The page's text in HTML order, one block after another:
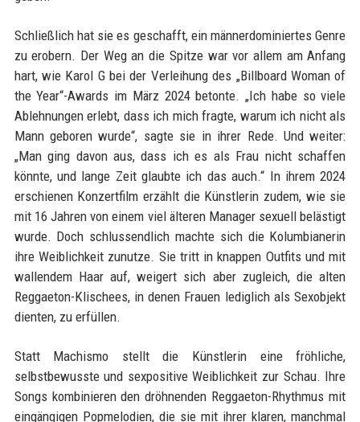
Schließlich hat sie es geschafft, ein männerdominiertes Genre
zu erobern. Der Weg an die Spitze war vor allem am Anfang
hart, wie Karol G bei der Verleihung des „Billboard Woman of
the Year“-Awards im März 2024 betonte. „Ich habe so viele
Ablehnungen erlebt, dass ich mich fragte, warum ich nicht als
Mann geboren wurde“, sagte sie in ihrer Rede. Und weiter:
„Man ging davon aus, dass ich es als Frau nicht schaffen
könnte, und lange Zeit glaubte ich das auch.“ In ihrem 2024
erschienen Konzertfilm erzählt die Künstlerin zudem, wie sie
mit 16 Jahren von einem viel älteren Manager sexuell belästigt
wurde. Doch schlussendlich machte sich die Kolumbianerin
ihre Weiblichkeit zunutze. Sie tritt in knappen Outfits und mit
wallendem Haar auf, weigert sich aber zugleich, die alten
Reggaeton-Klischees, in denen Frauen lediglich als Sexobjekt
dienten, zu erfüllen.
Statt Machismo stellt die Künstlerin eine fröhliche,
selbstbewusste und sexpositive Weiblichkeit zur Schau. Ihre
Songs kombinieren den dröhnenden Reggaeton-Rhythmus mit
eingängigen Popmelodien, die sie mit ihrer klaren, manchmal